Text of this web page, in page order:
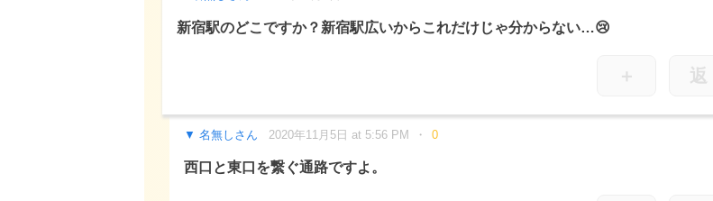
新宿駅のどこですか？新宿駅広いからこれだけじゃ分からない…😢
＋ 返
名無しさん 2020年11月5日 at 5:56 PM 0
西口と東口を繋ぐ通路ですよ。